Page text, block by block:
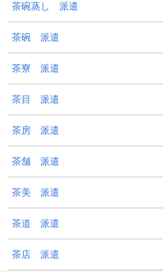
茶碗蒸し 派遣
茶碗 派遣
茶寮 派遣
茶目 派遣
茶房 派遣
茶舗 派遣
茶美 派遣
茶道 派遣
茶店 派遣